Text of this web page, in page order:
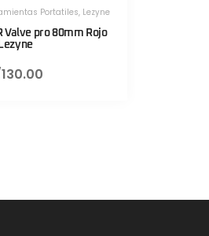
,Herramientas Portatiles
CNC TLR Valve pro 80mm Negro